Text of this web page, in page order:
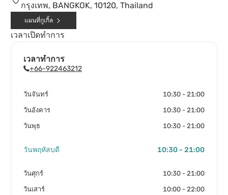
กรุงเทพ, BANGKOK, 10120, Thailand
แผนที่กูเกิ้ล
เวลาเปิดทำการ
เวลาทำการ
+66-922463212
วันจันทร์ 10:30 - 21:00
วันอังคาร 10:30 - 21:00
วันพุธ 10:30 - 21:00
วันพฤหัสบดี 10:30 - 21:00
วันศุกร์ 10:30 - 21:00
วันเสาร์ 10:00 - 22:00